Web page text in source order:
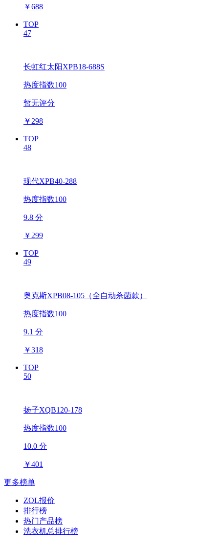
￥688
TOP
47
长虹红太阳XPB18-688S
热度指数100
暂无评分
￥ 298
TOP
48
现代XPB40-288
热度指数100
9.8 分
￥ 299
TOP
49
奥克斯XPB08-105（全自动杀菌款）
热度指数100
9.1 分
￥318
TOP
50
扬子XQB120-178
热度指数100
10.0 分
￥401
更多榜单
ZOL报价
排行榜
热门产品榜
洗衣机总排行榜